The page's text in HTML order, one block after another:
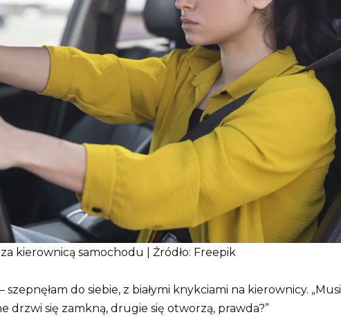
kierownicą samochodu | Źródło: Freepik
szepnęłam do siebie, z białymi knykciami na kierownicy. „Musi
drzwi się zamkną, drugie się otworzą, prawda?”